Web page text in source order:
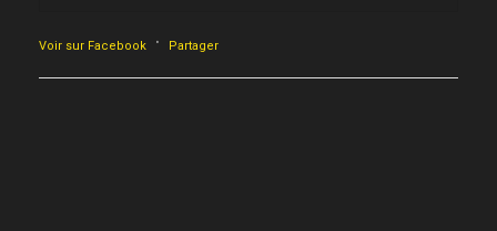
Voir sur Facebook · Partager